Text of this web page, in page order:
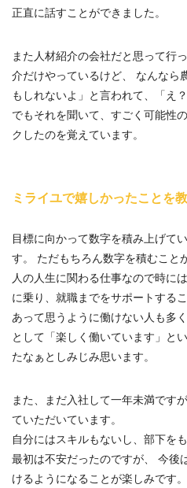
正直に話すことができました。
また人材紹介の会社だと思って行
介だけやっているけど、 なんなら
もしれないよ」と言われて、「え
でもそれを聞いて、すごく可能性
クしたのを覚えています。
ミライユで嬉しかったことを
目標に向かって数字を積み上げて
す。 ただもちろん数字を積むこと
人の人生に関わる仕事なので時に
に乗り、就職までをサポートする
あって思うように働けない人も多
として「楽しく働いています」と
たなぁとしみじみ思います。
また、まだ入社して一年未満です
ていただいています。
自分にはスキルもないし、部下を
最初は不安だったのですが、 今後
けるようになることが楽しみです